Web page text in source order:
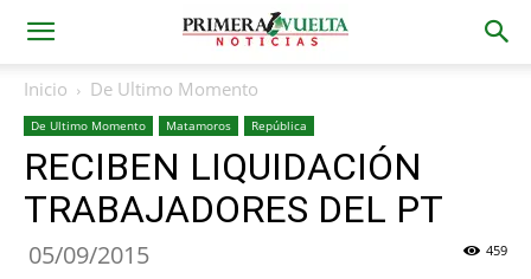
Inicio De Ultimo Momento
De Ultimo Momento Matamoros República
RECIBEN LIQUIDACIÓN
TRABAJADORES DEL PT
05/09/2015 459